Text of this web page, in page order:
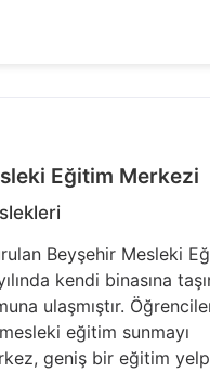
Eğitim Merkezi
Beyşehir Mesleki
kendi binasına
ulaşmıştır.
eğitim sunmayı
geniş bir eğitim